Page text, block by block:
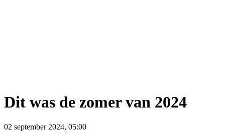
Dit was de zomer van 2024
02 september 2024, 05:00